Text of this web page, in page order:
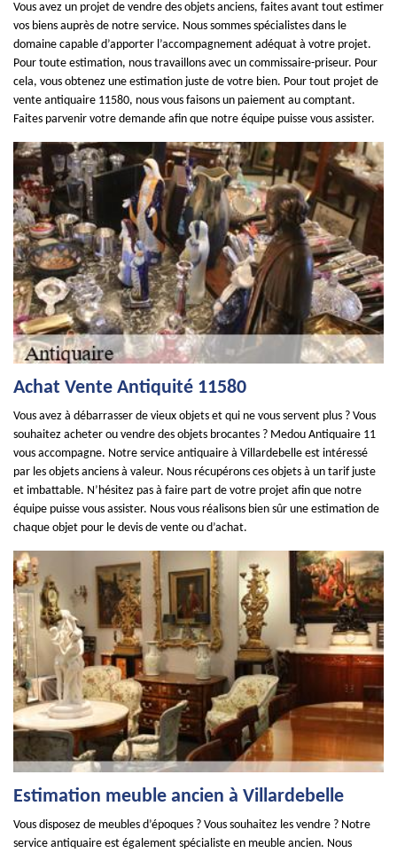
Vous avez un projet de vendre des objets anciens, faites avant tout estimer
vos biens auprès de notre service. Nous sommes spécialistes dans le
domaine capable d’apporter l’accompagnement adéquat à votre projet.
Pour toute estimation, nous travaillons avec un commissaire-priseur. Pour
cela, vous obtenez une estimation juste de votre bien. Pour tout projet de
vente antiquaire 11580, nous vous faisons un paiement au comptant.
Faites parvenir votre demande afin que notre équipe puisse vous assister.
Achat Vente Antiquité 11580
Vous avez à débarrasser de vieux objets et qui ne vous servent plus ? Vous
souhaitez acheter ou vendre des objets brocantes ? Medou Antiquaire 11
vous accompagne. Notre service antiquaire à Villardebelle est intéressé
par les objets anciens à valeur. Nous récupérons ces objets à un tarif juste
et imbattable. N’hésitez pas à faire part de votre projet afin que notre
équipe puisse vous assister. Nous vous réalisons bien sûr une estimation de
chaque objet pour le devis de vente ou d’achat.
Estimation meuble ancien à Villardebelle
Vous disposez de meubles d’époques ? Vous souhaitez les vendre ? Notre
service antiquaire est également spécialiste en meuble ancien. Nous